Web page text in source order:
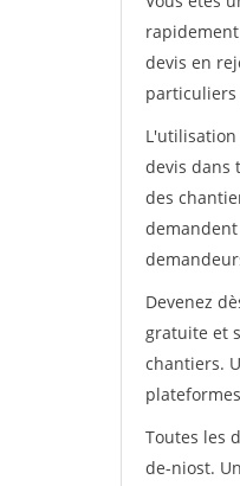
devis en
devis dans
des
Devenez
gratuite et
chantiers.
Toutes les
de-niost.